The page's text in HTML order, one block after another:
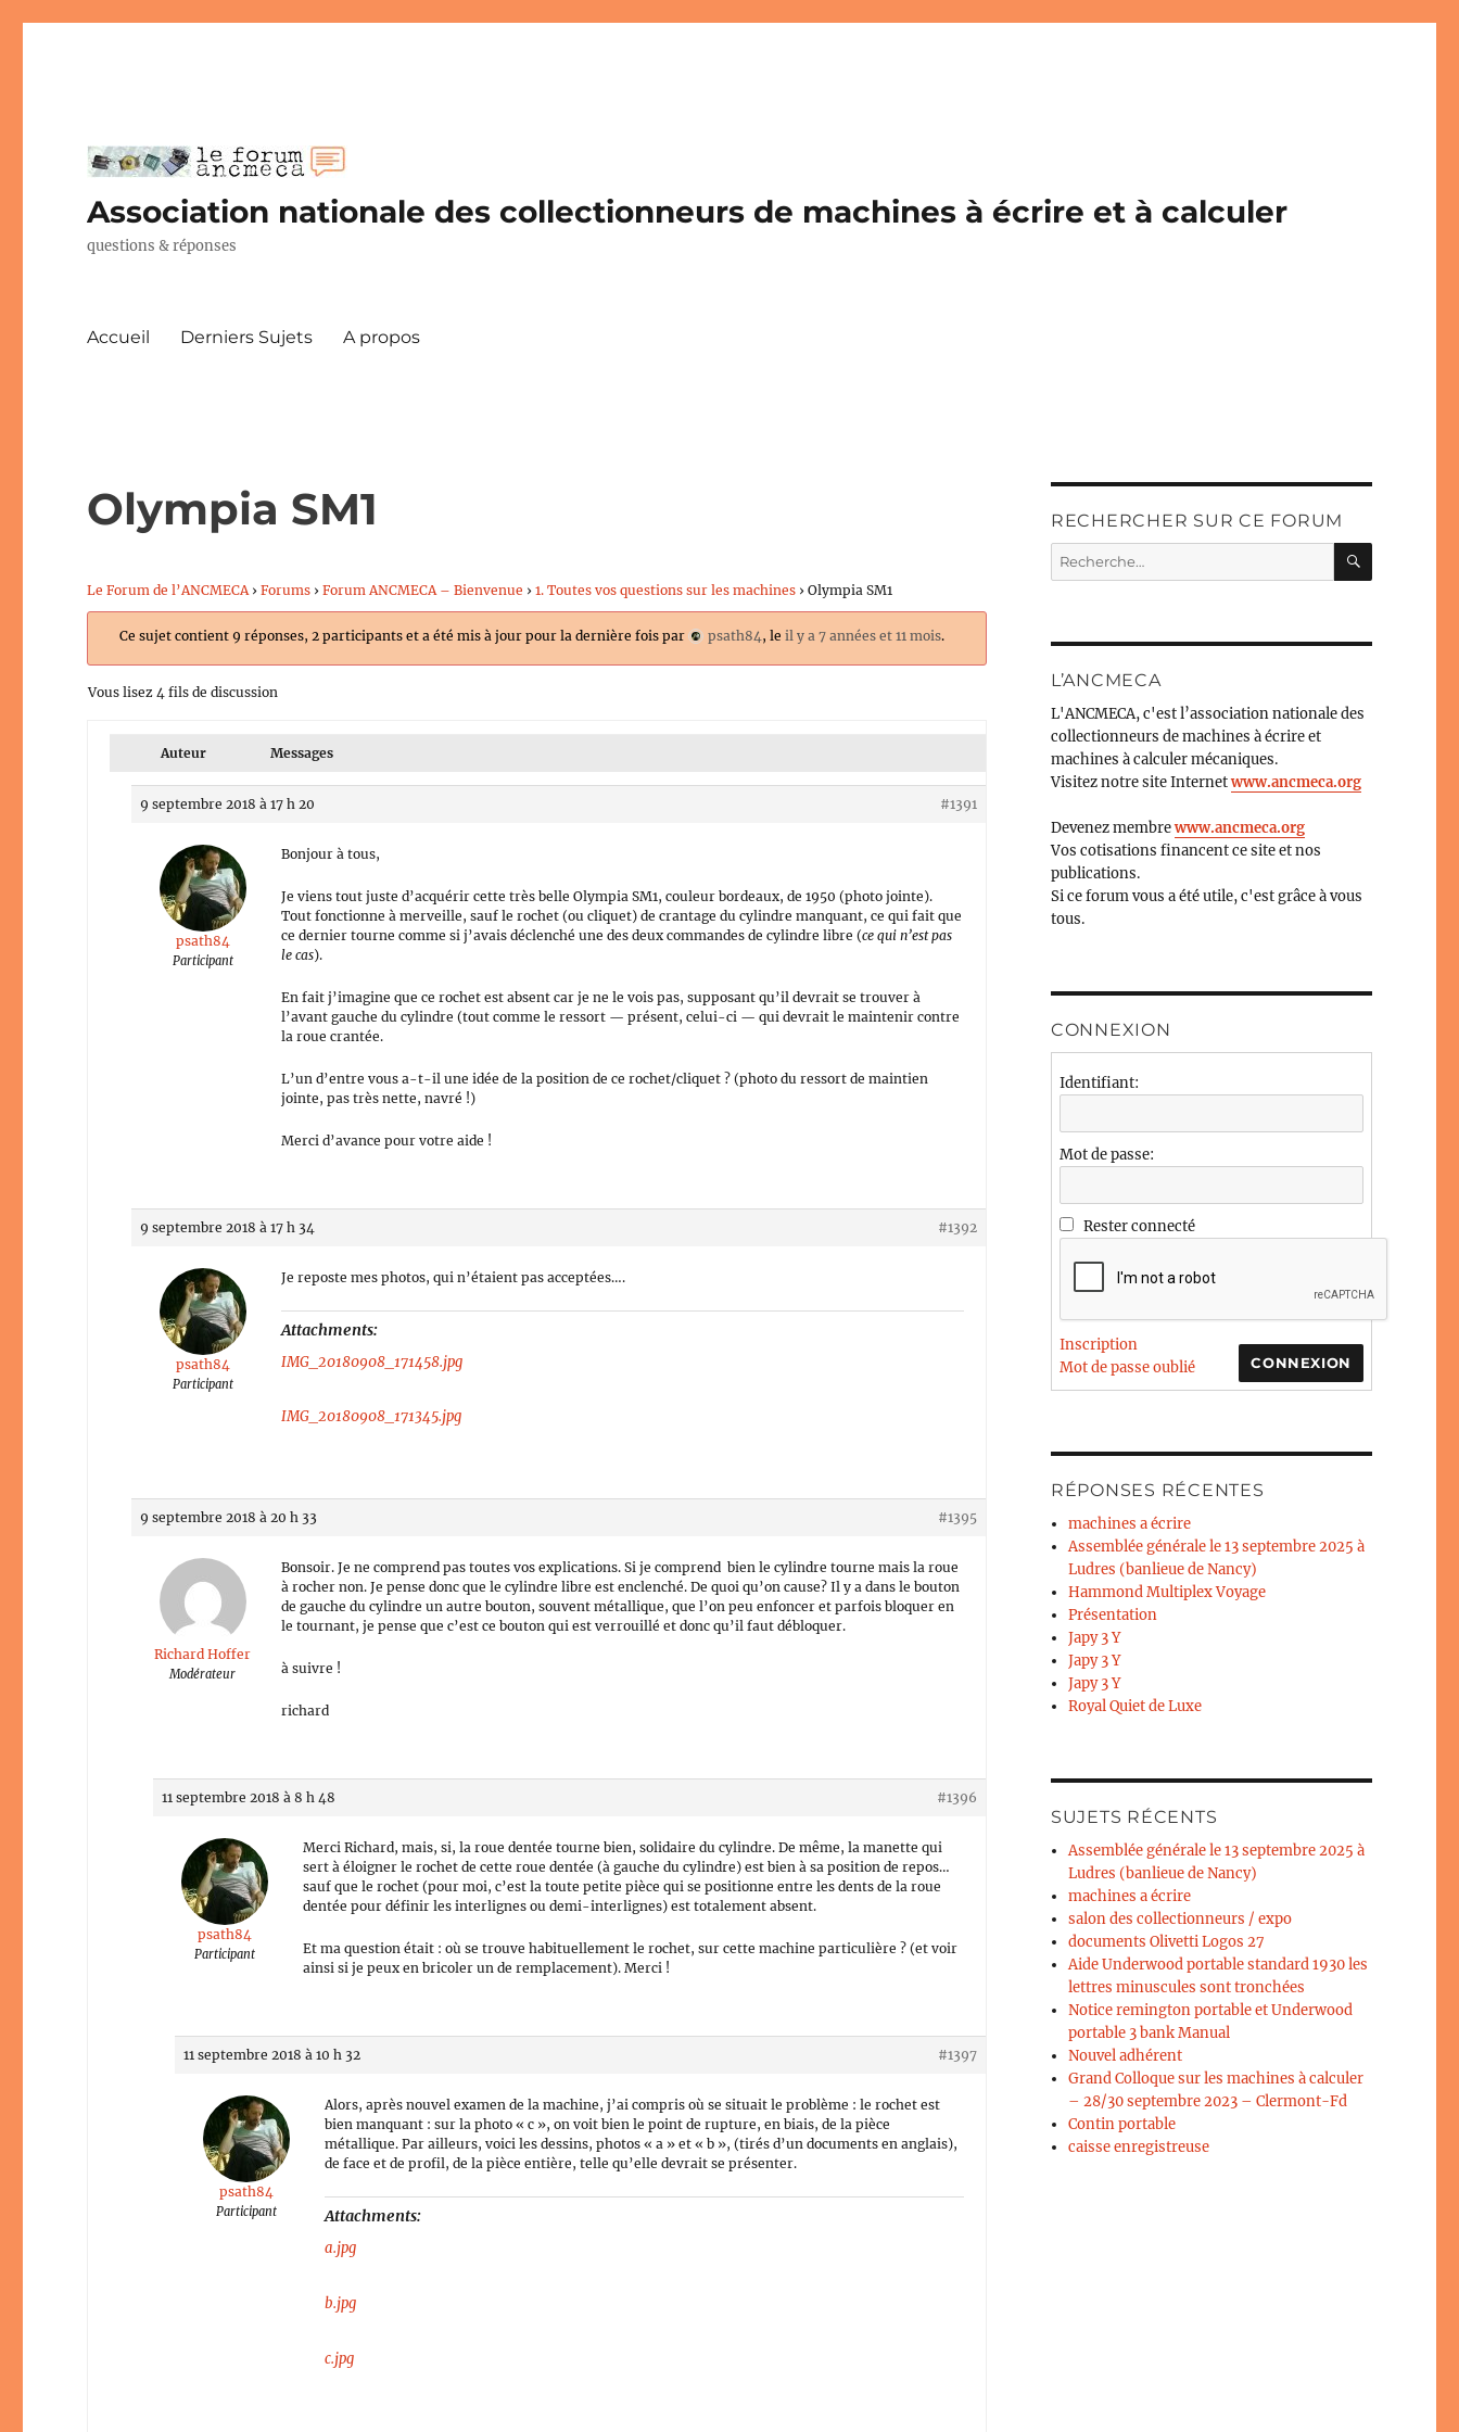
Association nationale des collectionneurs de machines à écrire et à calculer
questions & réponses
Accueil Derniers Sujets A propos
Olympia SM1
Le Forum de l’ANCMECA › Forums › Forum ANCMECA – Bienvenue › 1. Toutes vos questions sur les machines › Olympia SM1
Ce sujet contient 9 réponses, 2 participants et a été mis à jour pour la dernière fois par psath84 , leil y a 7 années et 11 mois.
Vous lisez 4 fils de discussion
Auteur Messages
9 septembre 2018 à 17 h 20 #1391
psath84
Participant
Bonjour à tous,
Je viens tout juste d’acquérir cette très belle Olympia SM1, couleur bordeaux, de 1950 (photo jointe).
Tout fonctionne à merveille, sauf le rochet (ou cliquet) de crantage du cylindre manquant, ce qui fait que
ce dernier tourne comme si j’avais déclenché une des deux commandes de cylindre libre (ce qui n’est pas
le cas).
En fait j’imagine que ce rochet est absent car je ne le vois pas, supposant qu’il devrait se trouver à
l’avant gauche du cylindre (tout comme le ressort — présent, celui-ci — qui devrait le maintenir contre
la roue crantée.
L’un d’entre vous a-t-il une idée de la position de ce rochet/cliquet ? (photo du ressort de maintien
jointe, pas très nette, navré !)
Merci d’avance pour votre aide !
9 septembre 2018 à 17 h 34 #1392
psath84
Participant
Je reposte mes photos, qui n’étaient pas acceptées….
Attachments:
IMG_20180908_171458.jpg
IMG_20180908_171345.jpg
9 septembre 2018 à 20 h 33 #1395
Richard Hoffer
Modérateur
Bonsoir. Je ne comprend pas toutes vos explications. Si je comprend bien le cylindre tourne mais la roue
à rocher non. Je pense donc que le cylindre libre est enclenché. De quoi qu’on cause? Il y a dans le bouton
de gauche du cylindre un autre bouton, souvent métallique, que l’on peu enfoncer et parfois bloquer en
le tournant, je pense que c’est ce bouton qui est verrouillé et donc qu’il faut débloquer.
à suivre !
richard
11 septembre 2018 à 8 h 48 #1396
psath84
Participant
Merci Richard, mais, si, la roue dentée tourne bien, solidaire du cylindre. De même, la manette qui
sert à éloigner le rochet de cette roue dentée (à gauche du cylindre) est bien à sa position de repos…
sauf que le rochet (pour moi, c’est la toute petite pièce qui se positionne entre les dents de la roue
dentée pour définir les interlignes ou demi-interlignes) est totalement absent.
Et ma question était : où se trouve habituellement le rochet, sur cette machine particulière ? (et voir
ainsi si je peux en bricoler un de remplacement). Merci !
11 septembre 2018 à 10 h 32 #1397
psath84
Participant
Alors, après nouvel examen de la machine, j’ai compris où se situait le problème : le rochet est
bien manquant : sur la photo « c », on voit bien le point de rupture, en biais, de la pièce
métallique. Par ailleurs, voici les dessins, photos « a » et « b », (tirés d’un documents en anglais),
de face et de profil, de la pièce entière, telle qu’elle devrait se présenter.
Attachments:
a.jpg
b.jpg
c.jpg
RECHERCHER SUR CE FORUM
Recherche
pour :
L’ANCMECA
L'ANCMECA, c'est l’association nationale des
collectionneurs de machines à écrire et
machines à calculer mécaniques.
Visitez notre site Internetwww.ancmeca.org
Devenez membrewww.ancmeca.org
Vos cotisations financent ce site et nos
publications.
Si ce forum vous a été utile, c'est grâce à vous
tous.
CONNEXION
Identifiant:
Mot de passe:
Rester connecté
CONNEXION
Inscription
Mot de passe oublié
RÉPONSES RÉCENTES
machines a écrire
Assemblée générale le 13 septembre 2025 à
Ludres (banlieue de Nancy)
Hammond Multiplex Voyage
Présentation
Japy 3 Y
Japy 3 Y
Japy 3 Y
Royal Quiet de Luxe
SUJETS RÉCENTS
Assemblée générale le 13 septembre 2025 à
Ludres (banlieue de Nancy)
machines a écrire
salon des collectionneurs / expo
documents Olivetti Logos 27
Aide Underwood portable standard 1930 les
lettres minuscules sont tronchées
Notice remington portable et Underwood
portable 3 bank Manual
Nouvel adhérent
Grand Colloque sur les machines à calculer
– 28/30 septembre 2023 – Clermont-Fd
Contin portable
caisse enregistreuse